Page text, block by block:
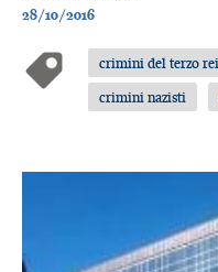
28/10/2016
crimini del terzo
crimini nazisti